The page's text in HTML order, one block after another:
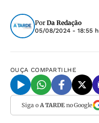
Por Da Redação
05/08/2024 - 18:55 h
OUÇA COMPARTILHE
Siga o A TARDEno Google